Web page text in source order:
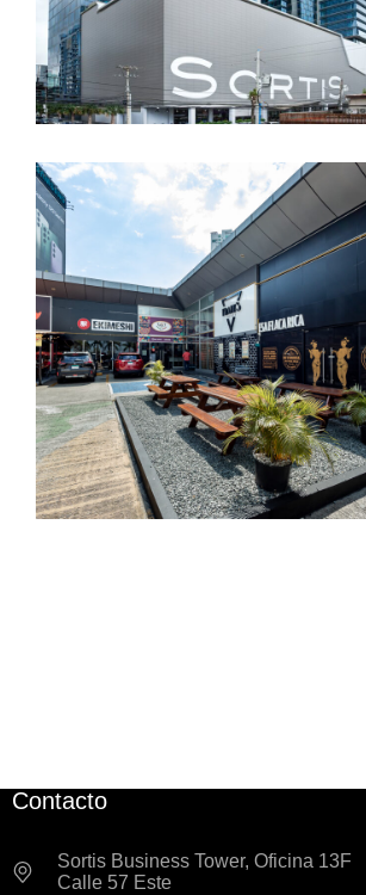
Downtown costa del
este
PROYECTOS COMERCIALES
Contacto
Sortis Business Tower, Oficina 13F
Calle 57 Este